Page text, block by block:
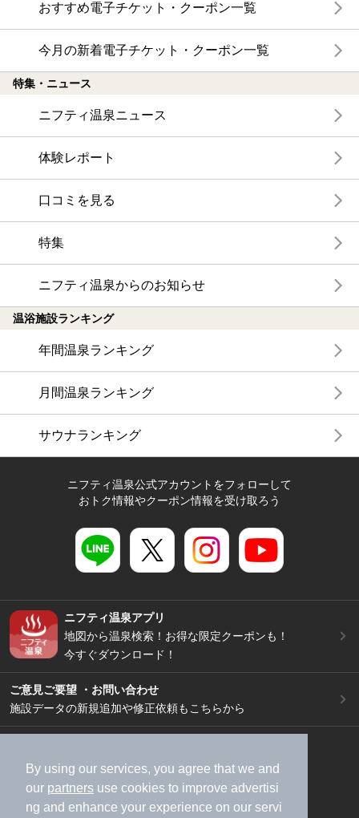
By using our services, you agree that we and
our partners use cookies to improve advertisi
ng and enhance your experience on our servi
おすすめ電子チケット・クーポン一覧
今月の新着電子チケット・クーポン一覧
特集・ニュース
ニフティ温泉ニュース
体験レポート
口コミを見る
特集
ニフティ温泉からのお知らせ
温浴施設ランキング
年間温泉ランキング
月間温泉ランキング
サウナランキング
ニフティ温泉公式アカウントをフォローして
おトク情報やクーポン情報を受け取ろう
ニフティ温泉アプリ
地図から温泉検索！お得な限定クーポンも！
今すぐダウンロード！
ご意見ご要望 ・お問い合わせ
施設データの新規追加や修正依頼もこちらから
加盟店募集（資料請求）
広告出稿のご案内
利用規約
ライフスタイルMEMBERS+規約
特定商取引法に基づく表記
ヘルプ 採用情報